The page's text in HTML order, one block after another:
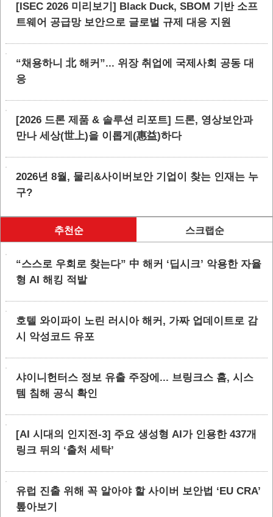
[ISEC 2026 미리보기] Black Duck, SBOM 기반 소프
트웨어 공급망 보안으로 글로벌 규제 대응 지원
“채용하니 北 해커”... 위장 취업에 국제사회 공동 대
응
[2026 드론 제품 & 솔루션 리포트] 드론, 영상보안과
만나 세상(世上)을 이롭게(惠益)하다
2026년 8월, 물리&사이버보안 기업이 찾는 인재는 누
구?
추천순 스크랩순
“스스로 우회로 찾는다” 中 해커 ‘딥시크’ 악용한 자율
형 AI 해킹 적발
호텔 와이파이 노린 러시아 해커, 가짜 업데이트로 감
시 악성코드 유포
샤이니헌터스 정보 유출 주장에... 브링크스 홈, 시스
템 침해 공식 확인
[AI 시대의 인지전-3] 주요 생성형 AI가 인용한 437개
링크 뒤의 ‘출처 세탁’
유럽 진출 위해 꼭 알아야 할 사이버 보안법 ‘EU CRA’
톺아보기